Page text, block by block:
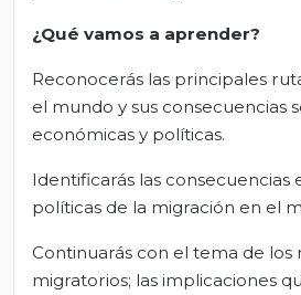
¿Qué vamos a aprender?
Reconocerás las principales
el mundo y sus consecuencias
económicas y políticas.
Identificarás las consecuencias
políticas de la migración en el
Continuarás con el tema de los
migratorios; las implicaciones